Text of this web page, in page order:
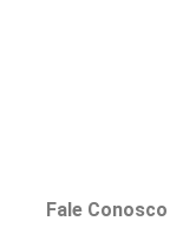
Fale Conosco